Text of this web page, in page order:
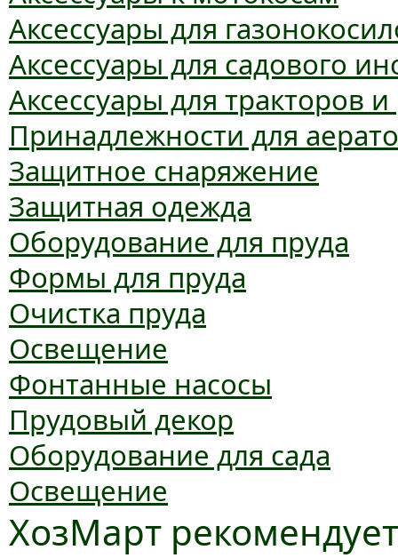
Аксессуары для
Аксессуары для садового
Аксессуары для тракторов
Принадлежности для
Защитное снаряжение
Защитная одежда
Оборудование для пруда
Формы для пруда
Очистка пруда
Освещение
Фонтанные насосы
Прудовый декор
Оборудование для сада
Освещение
ХозМарт рекомендует